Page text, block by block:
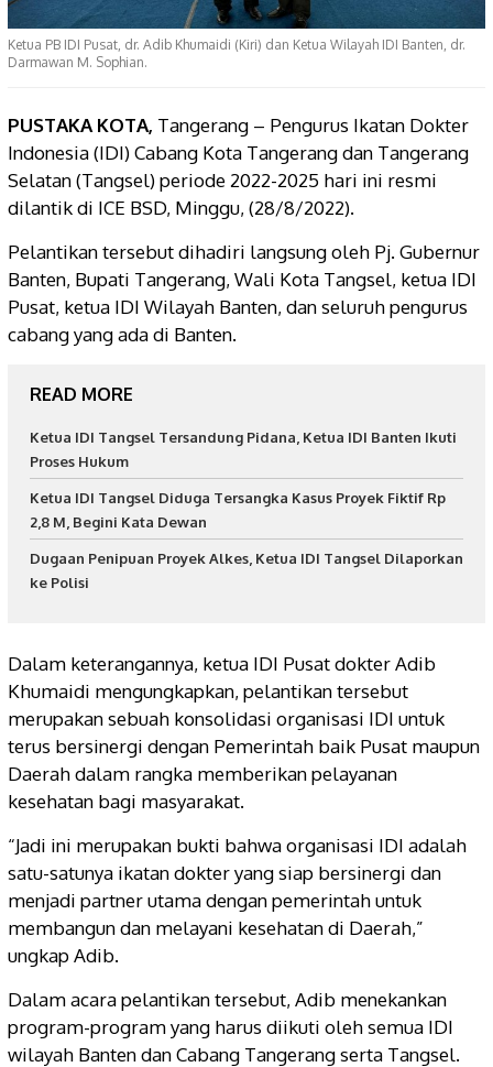
Ketua PB IDI Pusat, dr. Adib Khumaidi (Kiri) dan Ketua Wilayah IDI Banten, dr.
Darmawan M. Sophian.
PUSTAKA KOTA, Tangerang – Pengurus Ikatan Dokter
Indonesia (IDI) Cabang Kota Tangerang dan Tangerang
Selatan (Tangsel) periode 2022-2025 hari ini resmi
dilantik di ICE BSD, Minggu, (28/8/2022).
Pelantikan tersebut dihadiri langsung oleh Pj. Gubernur
Banten, Bupati Tangerang, Wali Kota Tangsel, ketua IDI
Pusat, ketua IDI Wilayah Banten, dan seluruh pengurus
cabang yang ada di Banten.
READ MORE
Ketua IDI Tangsel Tersandung Pidana, Ketua IDI Banten Ikuti
Proses Hukum
Ketua IDI Tangsel Diduga Tersangka Kasus Proyek Fiktif Rp
2,8 M, Begini Kata Dewan
Dugaan Penipuan Proyek Alkes, Ketua IDI Tangsel Dilaporkan
ke Polisi
Dalam keterangannya, ketua IDI Pusat dokter Adib
Khumaidi mengungkapkan, pelantikan tersebut
merupakan sebuah konsolidasi organisasi IDI untuk
terus bersinergi dengan Pemerintah baik Pusat maupun
Daerah dalam rangka memberikan pelayanan
kesehatan bagi masyarakat.
“Jadi ini merupakan bukti bahwa organisasi IDI adalah
satu-satunya ikatan dokter yang siap bersinergi dan
menjadi partner utama dengan pemerintah untuk
membangun dan melayani kesehatan di Daerah,”
ungkap Adib.
Dalam acara pelantikan tersebut, Adib menekankan
program-program yang harus diikuti oleh semua IDI
wilayah Banten dan Cabang Tangerang serta Tangsel.